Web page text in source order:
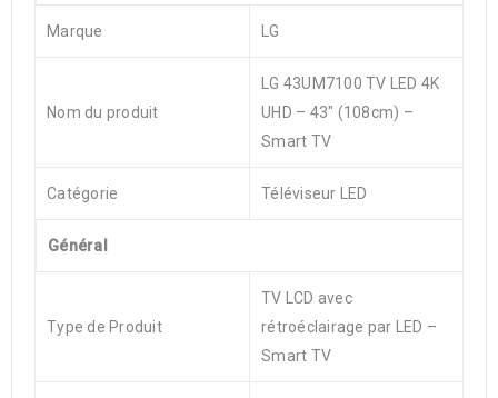
Marque LG
Nom du produit
LG 43UM7100 TV LED 4K
UHD – 43″ (108cm) –
Smart TV
Catégorie Téléviseur LED
Général
Type de Produit
TV LCD avec
rétroéclairage par LED –
Smart TV